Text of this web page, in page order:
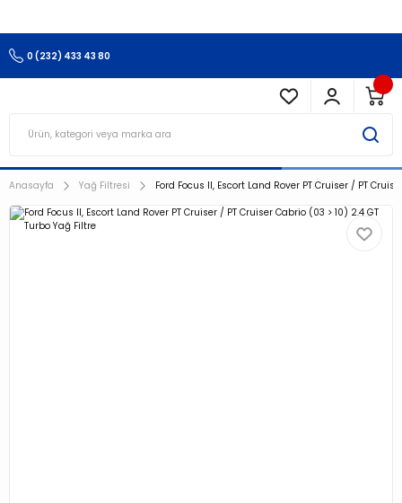
0 (232) 433 43 80
Anasayfa Yağ Filtresi Ford Focus II, Escort Land Rover PT Cruiser / PT